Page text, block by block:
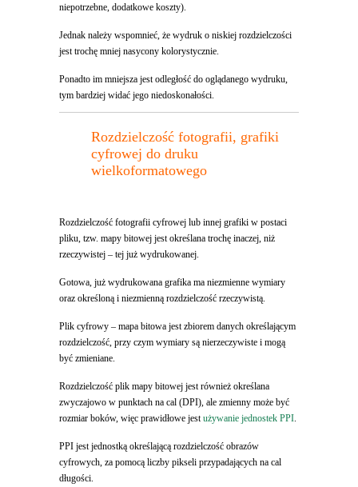
niepotrzebne, dodatkowe koszty).
Jednak należy wspomnieć, że wydruk o niskiej rozdzielczości
jest trochę mniej nasycony kolorystycznie.
Ponadto im mniejsza jest odległość do oglądanego wydruku,
tym bardziej widać jego niedoskonałości.
Rozdzielczość fotografii, grafiki
cyfrowej do druku
wielkoformatowego
Rozdzielczość fotografii cyfrowej lub innej grafiki w postaci
pliku, tzw. mapy bitowej jest określana trochę inaczej, niż
rzeczywistej – tej już wydrukowanej.
Gotowa, już wydrukowana grafika ma niezmienne wymiary
oraz określoną i niezmienną rozdzielczość rzeczywistą.
Plik cyfrowy – mapa bitowa jest zbiorem danych określającym
rozdzielczość, przy czym wymiary są nierzeczywiste i mogą
być zmieniane.
Rozdzielczość plik mapy bitowej jest również określana
zwyczajowo w punktach na cal (DPI), ale zmienny może być
rozmiar boków, więc prawidłowe jest używanie jednostek PPI
PPI jest jednostką określającą rozdzielczość obrazów
cyfrowych, za pomocą liczby pikseli przypadających na cal
długości.